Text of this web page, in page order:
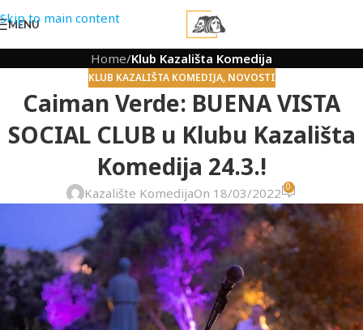
Skip to main content
MENU
Home/Klub Kazališta Komedija
KLUB KAZALIŠTA KOMEDIJA, NOVOSTI
Caiman Verde: BUENA VISTA
SOCIAL CLUB u Klubu Kazališta
Komedija 24.3.!
Kazalište KomedijaOn 18/03/2022 0